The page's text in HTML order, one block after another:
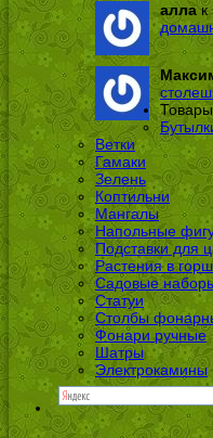
аллак
Ветки
Гамаки
Зелень
Коптильни
Мангалы
Напольные
Подставки для
Растения в
Садовые
Статуи
Столбы
Фонари ручные
Шатры
Электрокамины